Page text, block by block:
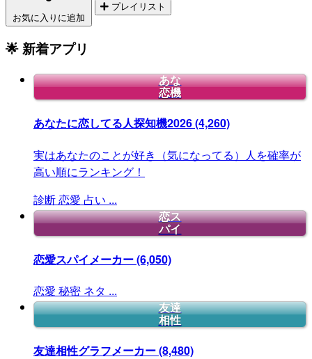
お気に入りに追加
プレイリスト
🌟 新着アプリ
あな
恋機
あなたに恋してる人探知機2026(4,260)
実はあなたのことが好き（気になってる）人を確率が
高い順にランキング！
診断恋愛 占い ...
恋ス
パイ
恋愛スパイメーカー(6,050)
恋愛 秘密 ネタ ...
友達
相性
友達相性グラフメーカー(8,480)